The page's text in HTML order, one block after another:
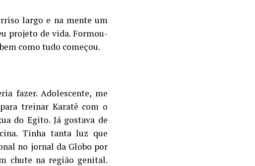
largo e na mente um
projeto de vida. Formou-
como tudo começou.
fazer. Adolescente, me
treinar Karatê com o
do Egito. Já gostava de
Tinha tanta luz que
no jornal da Globo por
chute na região genital.